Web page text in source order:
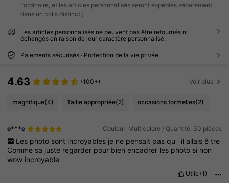
l'ordinaire, et les articles personnalisés seront expédiés séparément
dans un colis distinct.)
Les articles personnalisés ne peuvent pas être retournés ni
échangés en raison de leur caractère personnalisé.
Paiements sécurisés · Protection de la vie privée
4.63 (100+) Voir plus
magnifique(4) Taille appropriée(2) occasions formelles(2)
o***e Couleur: Multicolore / Quantité: 30 pièces
Les photo sont incroyables je ne pensait pas qu ' il allais ê tre
Comme sa juste regarder pour bienencadrer les photo si non
wow incroyable
Utile (1)